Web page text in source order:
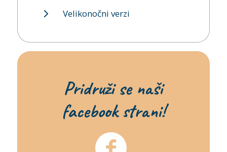
Velikonočni verzi
Pridruži se naši
facebook strani!